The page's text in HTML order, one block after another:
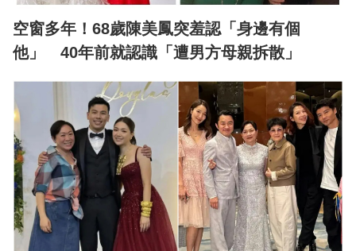
空窗多年！68歲陳美鳳突羞認「身邊有個
他」 40年前就認識「遭男方母親拆散」